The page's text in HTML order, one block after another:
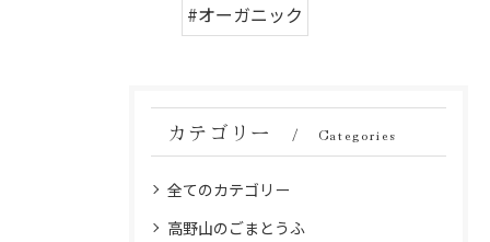
#オーガニック
カテゴリー Categories
全てのカテゴリー
高野山のごまとうふ